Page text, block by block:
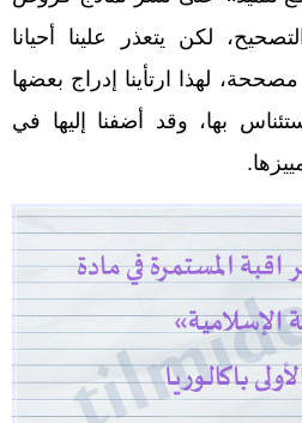
لكن يتعذر علينا أحيانا
لهذا ارتأينا إدراج بعضها
بها، وقد أضفنا إليها في